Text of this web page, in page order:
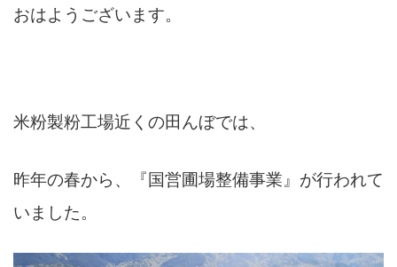
おはようございます。
米粉製粉工場近くの田んぼでは、
昨年の春から、
『国営圃場整備事業』が行われて
いました。